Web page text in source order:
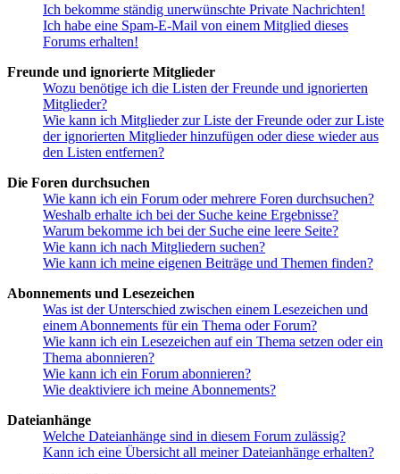
Ich bekomme ständig unerwünschte Private Nachrichten!
Ich habe eine Spam-E-Mail von einem Mitglied dieses
Forums erhalten!
Freunde und ignorierte Mitglieder
Wozu benötige ich die Listen der Freunde und ignorierten
Mitglieder?
Wie kann ich Mitglieder zur Liste der Freunde oder zur Liste
der ignorierten Mitglieder hinzufügen oder diese wieder aus
den Listen entfernen?
Die Foren durchsuchen
Wie kann ich ein Forum oder mehrere Foren durchsuchen?
Weshalb erhalte ich bei der Suche keine Ergebnisse?
Warum bekomme ich bei der Suche eine leere Seite?
Wie kann ich nach Mitgliedern suchen?
Wie kann ich meine eigenen Beiträge und Themen finden?
Abonnements und Lesezeichen
Was ist der Unterschied zwischen einem Lesezeichen und
einem Abonnements für ein Thema oder Forum?
Wie kann ich ein Lesezeichen auf ein Thema setzen oder ein
Thema abonnieren?
Wie kann ich ein Forum abonnieren?
Wie deaktiviere ich meine Abonnements?
Dateianhänge
Welche Dateianhänge sind in diesem Forum zulässig?
Kann ich eine Übersicht all meiner Dateianhänge erhalten?